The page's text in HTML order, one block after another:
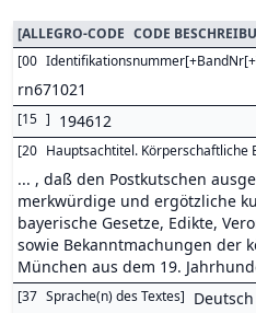
[ALLEGRO-CODE CODE
[00
rn671021
[15 ] 194612
[20 Hauptsachtitel. Körperschaftliche
... , daß den Postkutschen
merkwürdige und ergötzliche
bayerische Gesetze, Edikte,
sowie Bekanntmachungen der
München aus dem 19.
[37 Sprache(n) des Textes] Deutsch